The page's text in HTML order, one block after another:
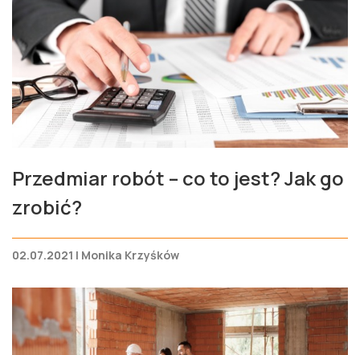
Przedmiar robót – co to jest? Jak go
zrobić?
02.07.2021 | Monika Krzyśków